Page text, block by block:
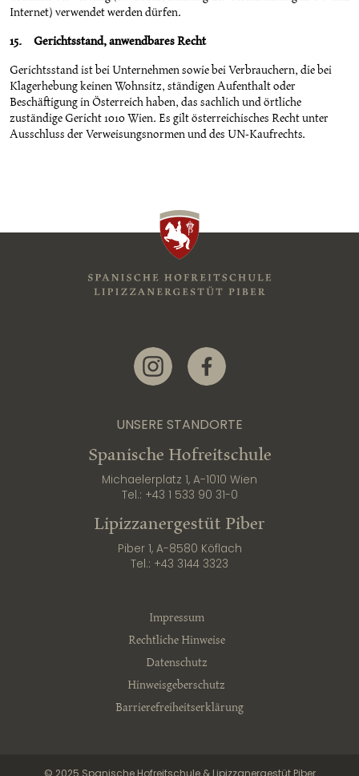
Internet) verwendet werden dürfen.
15. Gerichtsstand, anwendbares Recht
Gerichtsstand ist bei Unternehmen sowie bei Verbrauchern, die bei
Klagerhebung keinen Wohnsitz, ständigen Aufenthalt oder
Beschäftigung in Österreich haben, das sachlich und örtliche
zuständige Gericht 1010 Wien. Es gilt österreichisches Recht unter
Ausschluss der Verweisungsnormen und des UN-Kaufrechts.
Link zur Instagram-Seite
Link zur Facebook-Seite
UNSERE STANDORTE
Spanische Hofreitschule
Michaelerplatz 1, A-1010 Wien
Tel.: +43 1 533 90 31-0
Lipizzanergestüt Piber
Piber 1, A-8580 Köflach
Tel.: +43 3144 3323
Impressum
Rechtliche Hinweise
Datenschutz
Hinweisgeberschutz
Barrierefreiheitserklärung